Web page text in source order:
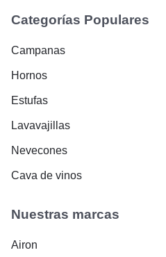
Categorías Populares
Campanas
Hornos
Estufas
Lavavajillas
Nevecones
Cava de vinos
Nuestras marcas
Airon